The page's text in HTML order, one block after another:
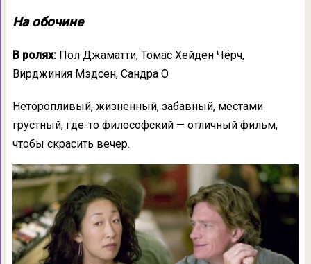
На обочине
В ролях:Пол Джаматти, Томас Хейден Чёрч,
Вирджиния Мэдсен, Сандра О
Неторопливый, жизненный, забавный, местами
грустный, где-то философский — отличный фильм,
чтобы скрасить вечер.